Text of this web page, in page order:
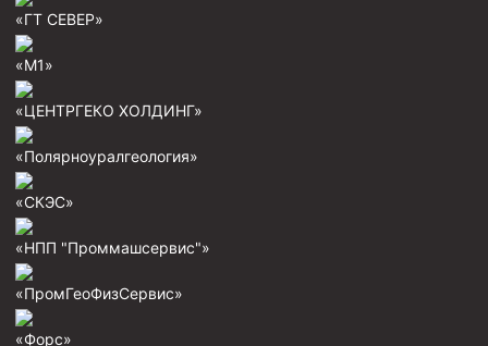
Шламометаллоуловитель ШМУ
Обурочный комплекс ОК
заводным зубом
Магнитные ловители
Фрезеры арбузообразные
Калибраторы расширители
Фрезеры Барракуда
«ГТ СЕВЕР»
«М1»
«ЦЕНТРГЕКО ХОЛДИНГ»
«Полярноуралгеология»
«СКЭС»
«НПП "Проммашсервис"»
«ПромГеоФизСервис»
«Форс»